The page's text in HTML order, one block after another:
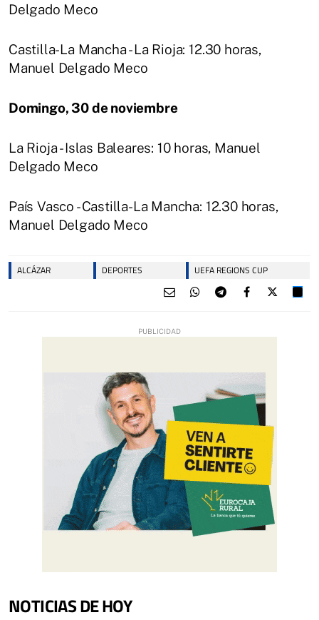
Delgado Meco
Castilla-La Mancha - La Rioja: 12.30 horas,
Manuel Delgado Meco
Domingo, 30 de noviembre
La Rioja - Islas Baleares: 10 horas, Manuel
Delgado Meco
País Vasco - Castilla-La Mancha: 12.30 horas,
Manuel Delgado Meco
ALCÁZAR DEPORTES UEFA REGIONS CUP
NOTICIAS DE HOY